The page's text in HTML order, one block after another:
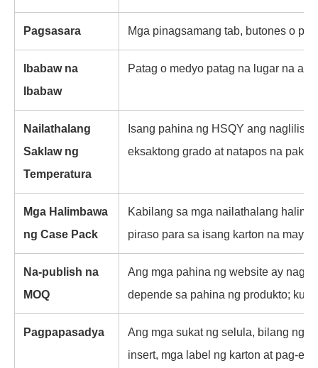
Pagsasara Mga pinagsamang tab, butones o
Ibabaw na
Ibabaw
Patag o medyo patag na lugar na
Nailathalang
Saklaw ng
Temperatura
Isang pahina ng HSQY ang
eksaktong grado at natapos na
Mga Halimbawa
ng Case Pack
Kabilang sa mga nailathalang
piraso para sa isang karton na may
Na-publish na
MOQ
Ang mga pahina ng website ay
depende sa pahina ng produkto;
Pagpapasadya
Ang mga sukat ng selula, bilang ng
insert, mga label ng karton at pag-